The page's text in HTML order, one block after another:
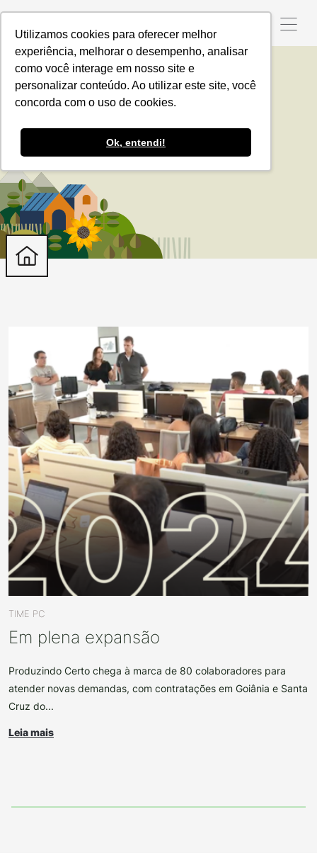
Utilizamos cookies para oferecer melhor
experiência, melhorar o desempenho, analisar
como você interage em nosso site e
personalizar conteúdo. Ao utilizar este site, você
concorda com o uso de cookies.
Ok, entendi!
Contratações
TIME PC
Em plena expansão
Produzindo Certo chega à marca de 80 colaboradores para
atender novas demandas, com contratações em Goiânia e Santa
Cruz do...
Leia mais